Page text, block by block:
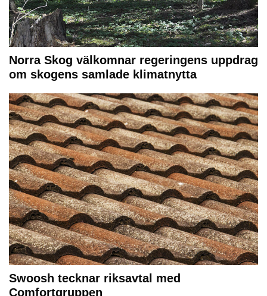
Norra Skog välkomnar regeringens uppdrag
om skogens samlade klimatnytta
Swoosh tecknar riksavtal med
Comfortgruppen